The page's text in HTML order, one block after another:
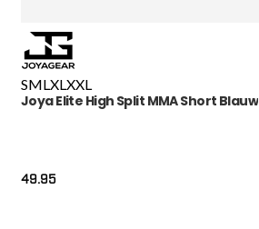
SML XL XXL
Joya Elite High Split MMA Short Blauw
49.95